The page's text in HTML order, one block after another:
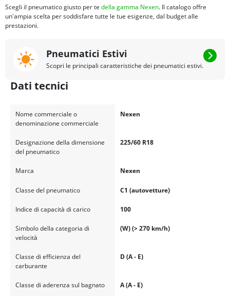
Scegli il pneumatico giusto per te della gamma Nexen. Il catalogo offre
un'ampia scelta per soddisfare tutte le tue esigenze, dal budget alle
prestazioni.
Pneumatici Estivi
Scopri le principali caratteristiche dei pneumatici estivi.
Dati tecnici
Nome commerciale o
denominazione commerciale
Nexen
Designazione della dimensione
del pneumatico
225/60 R18
Marca Nexen
Classe del pneumatico C1 (autovetture)
Indice di capacità di carico 100
Simbolo della categoria di
velocità
(W) (> 270 km/h)
Classe di efficienza del
carburante
D (A - E)
Classe di aderenza sul bagnato A (A - E)